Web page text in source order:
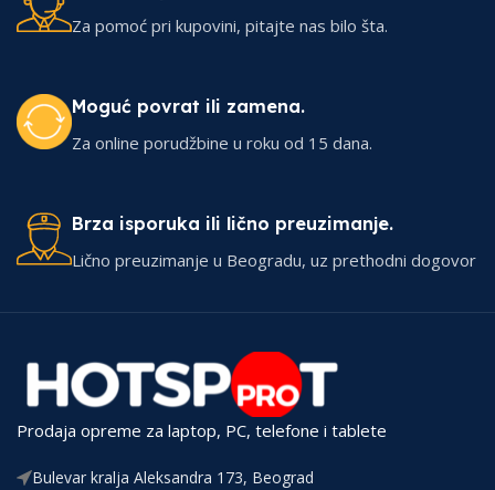
Za pomoć pri kupovini, pitajte nas bilo šta.
Moguć povrat ili zamena.
Za online porudžbine u roku od 15 dana.
Brza isporuka ili lično preuzimanje.
Lično preuzimanje u Beogradu, uz prethodni dogovor
Prodaja opreme za laptop, PC, telefone i tablete
Bulevar kralja Aleksandra 173, Beograd